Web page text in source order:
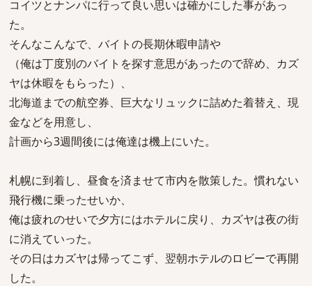
コイツとナンパに行って良い思いは確かにした事があっ
た。
そんなこんなで、バイトの長期休暇申請や
（俺は丁度別のバイトを探す意思があったので辞め、カズ
ヤは休暇をもらった）、
北海道までの航空券、巨大なリュックに詰めた着替え、現
金などを用意し、
計画から3週間後には俺達は機上にいた。
札幌に到着し、昼食を済ませて市内を散策した。慣れない
飛行機に乗ったせいか、
俺は疲れのせいで夕方にはホテルに戻り、カズヤは夜の街
に消えていった。
その日はカズヤは帰ってこず、翌朝ホテルのロビーで再開
した。